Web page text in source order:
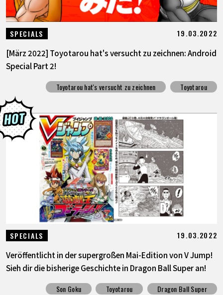
SPECIALS 19.03.2022
[März 2022] Toyotarou hat's versucht zu zeichnen: Android
Special Part 2!
Toyotarou hat's versucht zu zeichnen Toyotarou
SPECIALS 19.03.2022
Veröffentlicht in der supergroßen Mai-Edition von V Jump!
Sieh dir die bisherige Geschichte in Dragon Ball Super an!
Son Goku Toyotarou
Dragon Ball Super